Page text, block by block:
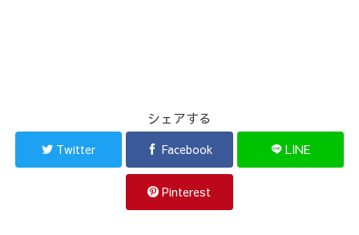
シェアする
Twitter Facebook LINE
Pinterest